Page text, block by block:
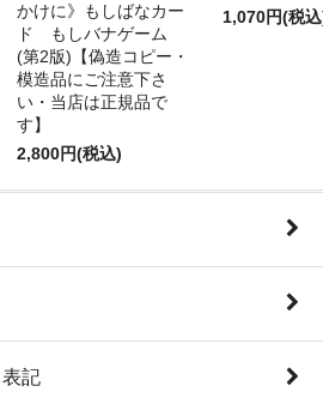
かけに》もしばなカー
ド もしバナゲーム
(第2版)【偽造コピー・
模造品にご注意下さ
い・当店は正規品で
す】
2,800円(税込)
1,070円(税
記